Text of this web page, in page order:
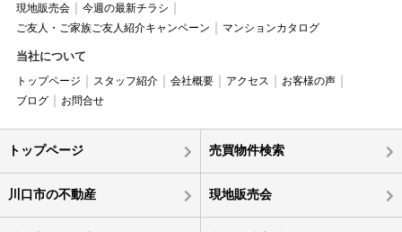
現地販売会
今週の最新チラシ
ご友人・ご家族ご友人紹介キャンペーン
マンションカタログ
当社について
トップページ スタッフ紹介 会社概要 アクセス
お客様の声
ブログ
お問合せ
トップページ 売買物件検索
川口市の不動産 現地販売会